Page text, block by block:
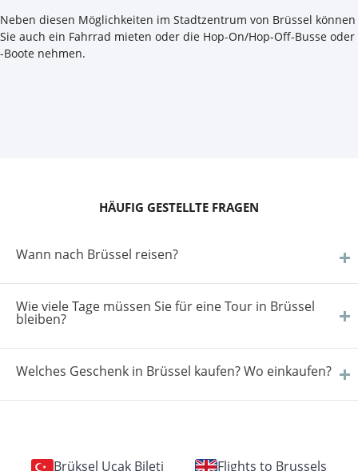
Neben diesen Möglichkeiten im Stadtzentrum von Brüssel können
Sie auch ein Fahrrad mieten oder die Hop-On/Hop-Off-Busse oder
-Boote nehmen.
HÄUFIG GESTELLTE FRAGEN
Wann nach Brüssel reisen?
Wie viele Tage müssen Sie für eine Tour in Brüssel
bleiben?
Welches Geschenk in Brüssel kaufen? Wo einkaufen?
Brüksel Uçak Bileti
Flights to Brussels